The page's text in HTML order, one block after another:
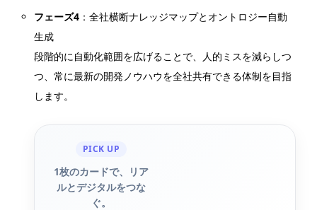
フェーズ4 ：全社横断ナレッジマップとオントロジー自動
生成
段階的に自動化範囲を広げることで、人的ミスを減らしつ
つ、常に最新の開発ノウハウを全社共有できる体制を目指
します。
PICK UP
1枚のカードで、リア
ルとデジタルをつな
ぐ。